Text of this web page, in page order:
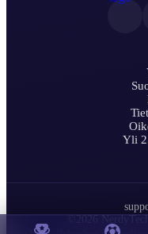
Yli
©2026